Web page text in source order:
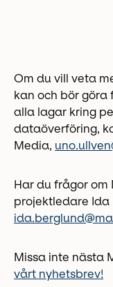
Om du vill veta
kan och bör
alla lagar kring
dataöverföring,
Media,
Har du frågor om
projektledare Ida
Missa inte nästa
vårt nyhetsbrev!